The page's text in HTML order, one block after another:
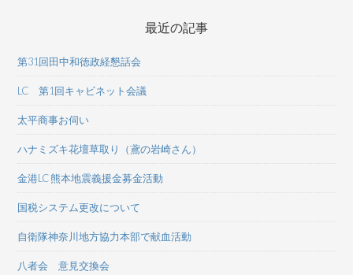
最近の記事
第31回田中和徳政経懇話会
LC 第1回キャビネット会議
太平商事お伺い
ハナミズキ花壇草取り（鳶の岩崎さん）
金港LC 熊本地震義援金募金活動
国税システム更改について
自衛隊神奈川地方協力本部で献血活動
八者会 意見交換会